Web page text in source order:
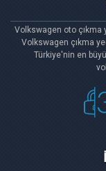
Volkswagen oto çıkma
Volkswagen çıkma
Türkiye'nin en